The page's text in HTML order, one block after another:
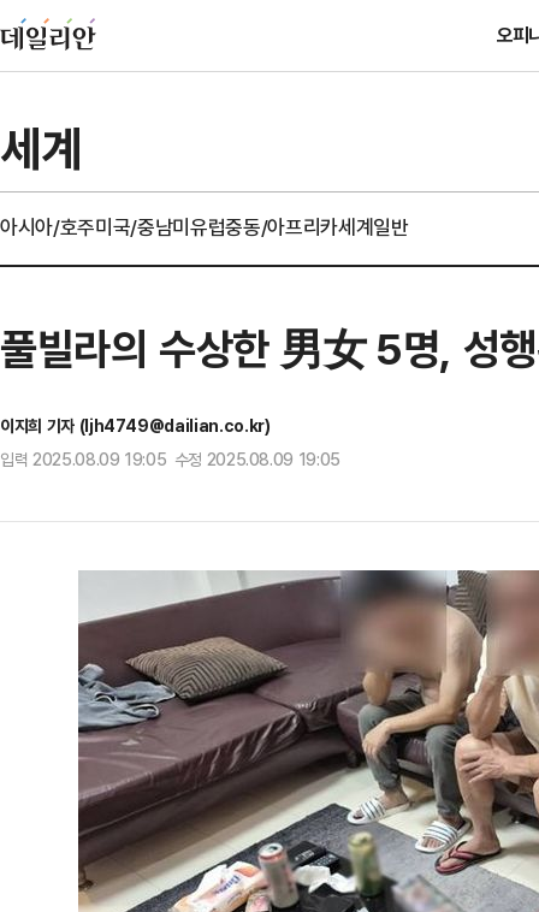
오피
세계
아시아/호주미국/중남미유럽중동/아프리카세계일반
풀빌라의 수상한 男女 5명, 성
이지희 기자 (ljh4749@dailian.co.kr)
입력 2025.08.09 19:05 수정 2025.08.09 19:05